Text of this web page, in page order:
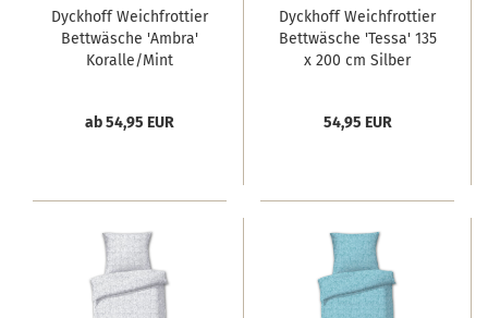
Dyckhoff Weichfrottier
Bettwäsche 'Ambra'
Koralle/Mint
ab 54,95 EUR
Dyckhoff Weichfrottier
Bettwäsche 'Tessa' 135
x 200 cm Silber
54,95 EUR